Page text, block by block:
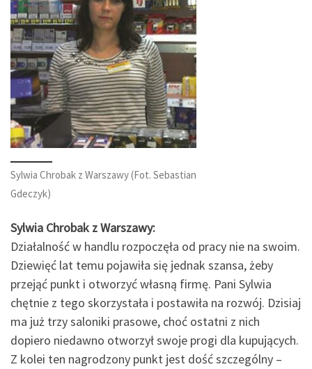
Sylwia Chrobak z Warszawy (Fot. Sebastian
Gdeczyk)
Sylwia Chrobak z Warszawy:
Działalność w handlu rozpoczęła od pracy nie na swoim.
Dziewięć lat temu pojawiła się jednak szansa, żeby
przejąć punkt i otworzyć własną firmę. Pani Sylwia
chętnie z tego skorzystała i postawiła na rozwój. Dzisiaj
ma już trzy saloniki prasowe, choć ostatni z nich
dopiero niedawno otworzył swoje progi dla kupujących.
Z kolei ten nagrodzony punkt jest dość szczególny –